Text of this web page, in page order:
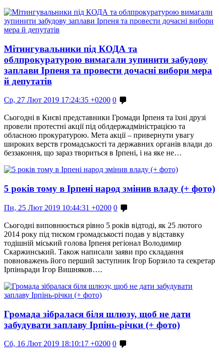
Мітингувальники під КОДА та
облпрокуратурою вимагали зупинити забудову
заплави Ірпеня та провести дочасні вибори мера
й депутатів
Ср, 27 Лют 2019 17:24:35 +0200 0
Сьогодні в Києві представники Громади Ірпеня та їхні друзі
провели протестні акції під облдержадміністрацією та
обласною прокуратурою. Мета акції – привернути увагу
широких верств громадськості та державних органів влади до
беззаконня, що зараз твориться в Ірпені, і на яке не…
5 років тому в Ірпені народ змінив владу (+ фото)
Пн, 25 Лют 2019 10:44:31 +0200 0
Сьогодні виповнюється рівно 5 років відтоді, як 25 лютого
2014 року під тиском громадськості подав у відставку
тодішній міський голова Ірпеня регіонал Володимир
Скаржинський. Також написали заяви про складання
повноважень його перший заступник Ігор Борзило та секретар
Ірпіньради Ігор Вишняков….
Громада зібралася біля шлюзу, щоб не дати
забудувати заплаву Ірпінь-річки (+ фото)
Сб, 16 Лют 2019 18:10:17 +0200 0